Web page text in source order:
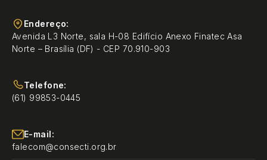
Endereço:
Avenida L3 Norte, sala H-08 Edifício Anexo Finatec Asa
Norte – Brasília (DF) - CEP 70.910-903
Telefone:
(61) 99853-0445
E-mail:
falecom@consecti.org.br